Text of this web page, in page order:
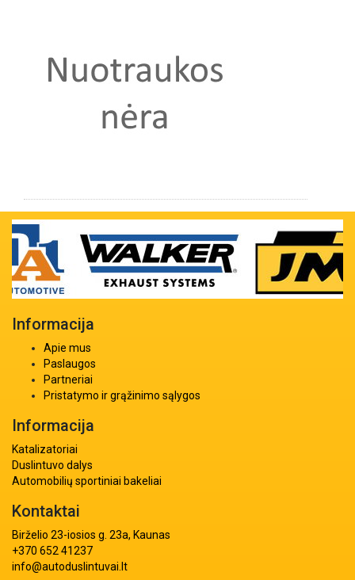
Informacija
Apie mus
Paslaugos
Partneriai
Pristatymo ir grąžinimo sąlygos
Informacija
Katalizatoriai
Duslintuvo dalys
Automobilių sportiniai bakeliai
Kontaktai
Birželio 23-iosios g. 23a, Kaunas
+370 652 41237
info@autoduslintuvai.lt